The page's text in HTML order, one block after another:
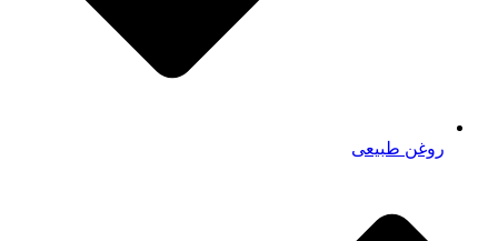
روغن طبیعی